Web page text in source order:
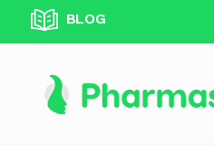
BLOG
DÈS 99 DT D'ACHAT! !